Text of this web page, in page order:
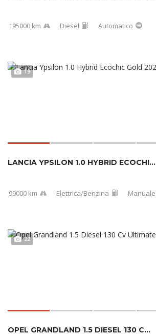
195000 km Diesel Automatico
19
LANCIA YPSILON 1.0 HYBRID ECOCHIC GOLD 2021...
99000 km Elettrica/Benzina Manuale
22
OPEL GRANDLAND 1.5 DIESEL 130 CV ULTIMATE 10...